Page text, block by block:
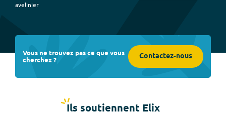
avelinier
Vous ne trouvez pas ce que vous
cherchez ? Contactez-nous
Ils soutiennent Elix